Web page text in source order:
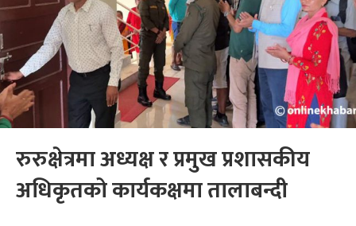
रुरुक्षेत्रमा अध्यक्ष र प्रमुख प्रशासकीय
अधिकृतको कार्यकक्षमा तालाबन्दी